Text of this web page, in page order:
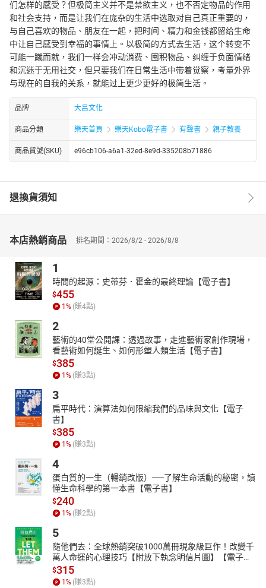
们怎样的感受？但极简主义并不是禁欲主义，也不否定物品的作用
和社会支持，而是让我们在庞杂的生活中选取对自己真正重要的，
与自己喜欢的物品、朋友在一起，把时间、精力和金钱都留给生命
中让自己感受到幸福的事情上。以极简的方式去生活，这个转变不
可能一蹴而就，我们一样会冲动消费、囤积物品、纠缠于负面情绪
和沉迷于无用社交，但只要我们在日常生活中带着觉察，考量外界
与现在的自我的关系，就能过上更少更好的极简生活。
品牌 大吕文化
商品分類 樂天首頁 樂天Kobo電子書 有聲書 親子教養
商品貨號(SKU) e96cb106-a6a1-32ed-8e9d-335208b71886
退換貨須知
本店熱銷商品 排名期間：2026/8/2 - 2026/8/8
1
時間的起源：史蒂芬．霍金的最終理論【電子書】
$455
1% (賺4點)
2
藝術的40堂公開課：透過故事，走進藝術家創作現場，
看藝術如何誕生、如何形塑人類生活【電子書】
$385
1% (賺3點)
3
扁平時代：演算法如何限縮我們的品味與文化【電子
書】
$385
1% (賺3點)
4
蛋白質的一生（暢銷改版）──了解生命活動的秘密，讀
懂生命科學的第一本書【電子書】
$240
1% (賺2點)
5
隨他們去：全球熱銷突破1000萬冊現象級巨作！改變千
萬人命運的心理技巧【附放下執念明信片圖】【電子
書】
$315
1% (賺3點)